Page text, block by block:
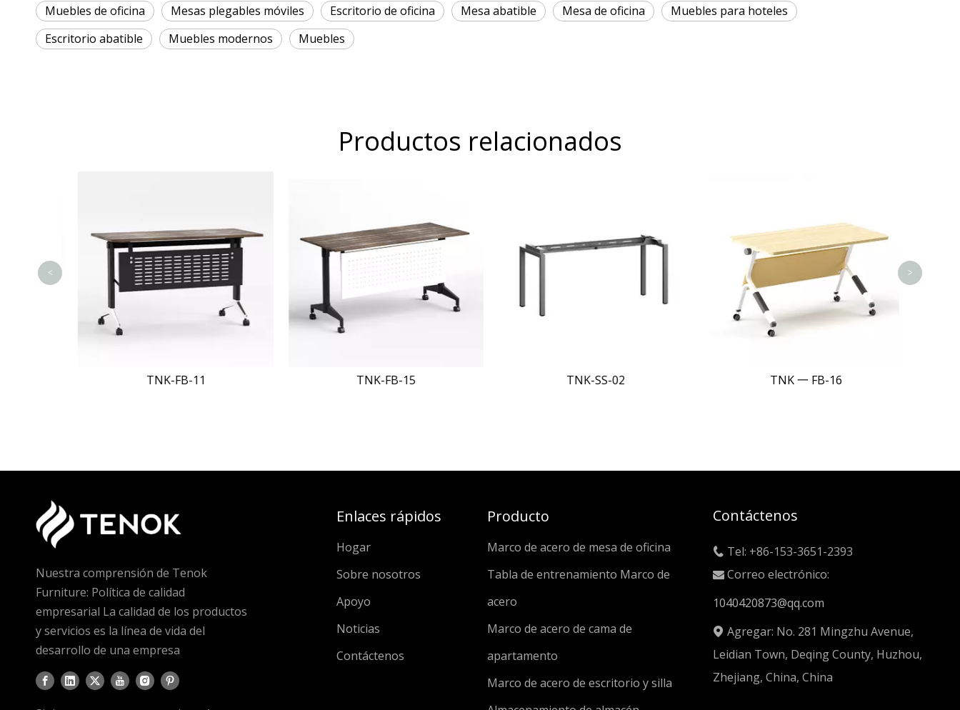
Muebles de oficina Mesas plegables móviles Escritorio de oficina Mesa abatible Mesa de oficina
Muebles para hoteles
Escritorio abatible
Muebles modernos Muebles
Productos relacionados
TNK-FB-11 TNK-FB-15 TNK-SS-02 TNK 一 FB-16
< >
Nuestra comprensión de Tenok
Furniture: Política de calidad
empresarial La calidad de los productos
y servicios es la línea de vida del
desarrollo de una empresa
Enlaces rápidos
Hogar
Sobre nosotros
Apoyo
Noticias
Contáctenos
Producto
Marco de acero de mesa de oficina
Tabla de entrenamiento Marco de
acero
Marco de acero de cama de
apartamento
Marco de acero de escritorio y silla
Contáctenos
 Tel: +86-153-3651-2393
Correo electrónico:
1040420873@qq.com
 Agregar: No. 281 Mingzhu Avenue,
Leidian Town, Deqing County, Huzhou,
Zhejiang, China, China